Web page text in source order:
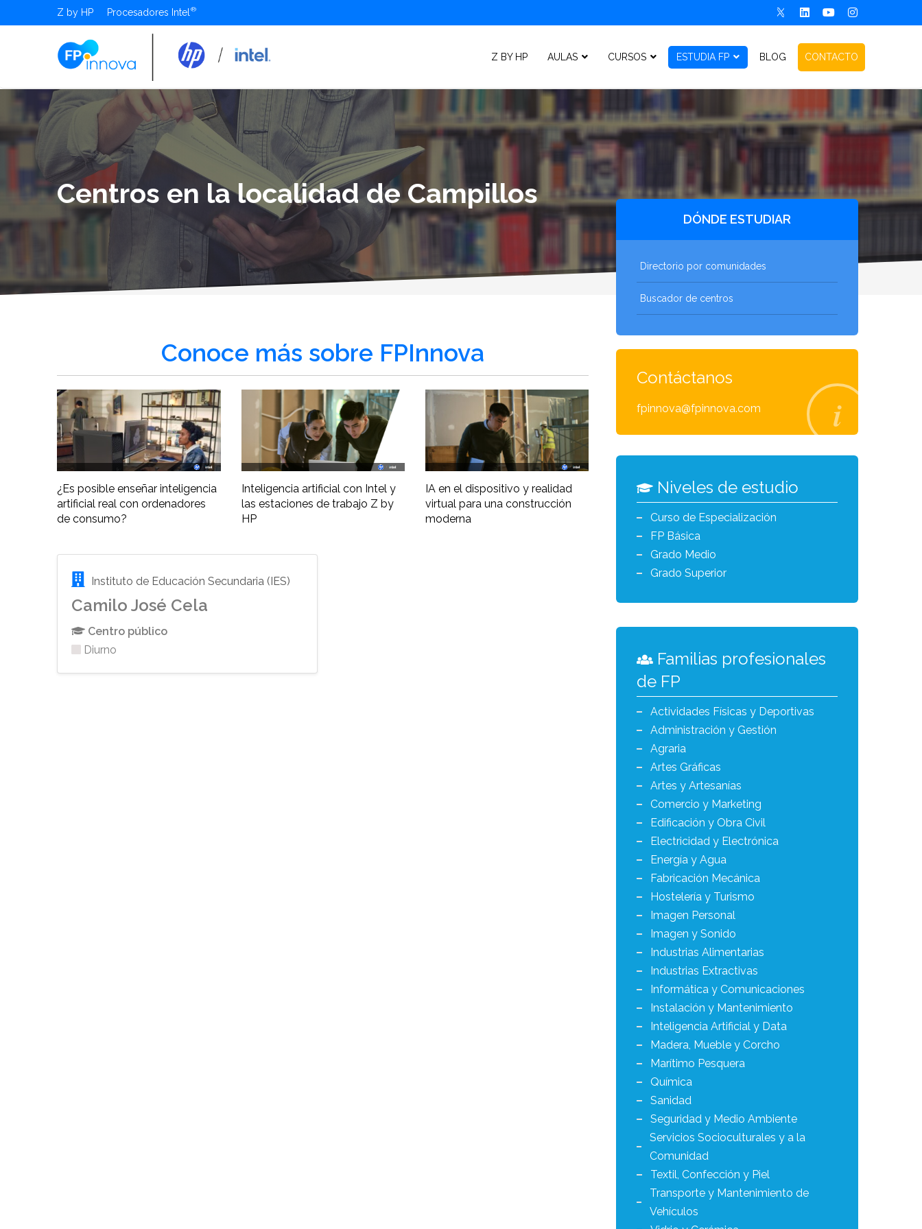
Z by HP Procesadores Intel
Z BY HP AULAS CURSOS ESTUDIA FP BLOG CONTACTO
Centros en la localidad de Campillos
Conoce más sobre FPInnova
¿Es posible enseñar inteligencia
artificial real con ordenadores
de consumo?
Inteligencia artificial con Intel y
las estaciones de trabajo Z by
HP
IA en el dispositivo y realidad
virtual para una construcción
moderna
Instituto de Educación Secundaria (IES)
Camilo José Cela
Centro público
Diurno
DÓNDE ESTUDIAR
Directorio por comunidades
Buscador de centros
Contáctanos
fpinnova@fpinnova.com
Niveles de estudio
Curso de Especialización
FP Básica
Grado Medio
Grado Superior
Familias profesionales
de FP
Actividades Físicas y Deportivas
Administración y Gestión
Agraria
Artes Gráficas
Artes y Artesanías
Comercio y Marketing
Edificación y Obra Civil
Electricidad y Electrónica
Energía y Agua
Fabricación Mecánica
Hostelería y Turismo
Imagen Personal
Imagen y Sonido
Industrias Alimentarias
Industrias Extractivas
Informática y Comunicaciones
Instalación y Mantenimiento
Inteligencia Artificial y Data
Madera, Mueble y Corcho
Marítimo Pesquera
Química
Sanidad
Seguridad y Medio Ambiente
Servicios Socioculturales y a la
Comunidad
Textil, Confección y Piel
Transporte y Mantenimiento de
Vehículos